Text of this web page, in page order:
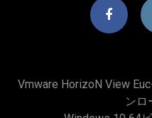
Vmware Horizo​​n View
ンロ